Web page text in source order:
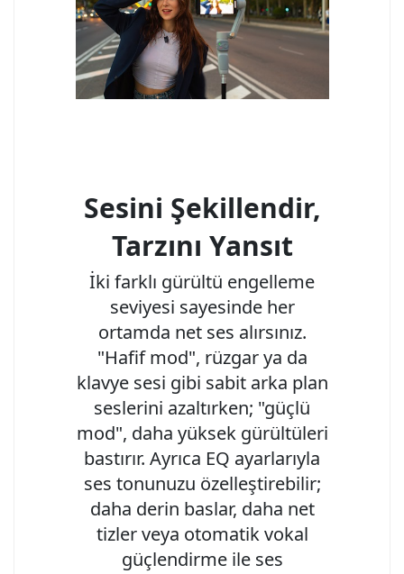
Sesini Şekillendir,
Tarzını Yansıt
İki farklı gürültü engelleme
seviyesi sayesinde her
ortamda net ses alırsınız.
"Hafif mod", rüzgar ya da
klavye sesi gibi sabit arka plan
seslerini azaltırken; "güçlü
mod", daha yüksek gürültüleri
bastırır. Ayrıca EQ ayarlarıyla
ses tonunuzu özelleştirebilir;
daha derin baslar, daha net
tizler veya otomatik vokal
güçlendirme ile ses